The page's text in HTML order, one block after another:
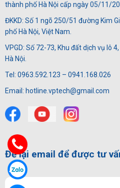
thành phố Hà Nội cấp ngày 05/11/
ĐKKD: Số 1 ngõ 250/51 đường Kim
phố Hà Nội, Việt Nam.
VPGD: Số 72-73, Khu đất dịch vụ lô
Hà Nội.
Tel: 0963.592.123 – 0941.168.026
Email: hotline.vptech@gmail.com
Để lại email để được tư